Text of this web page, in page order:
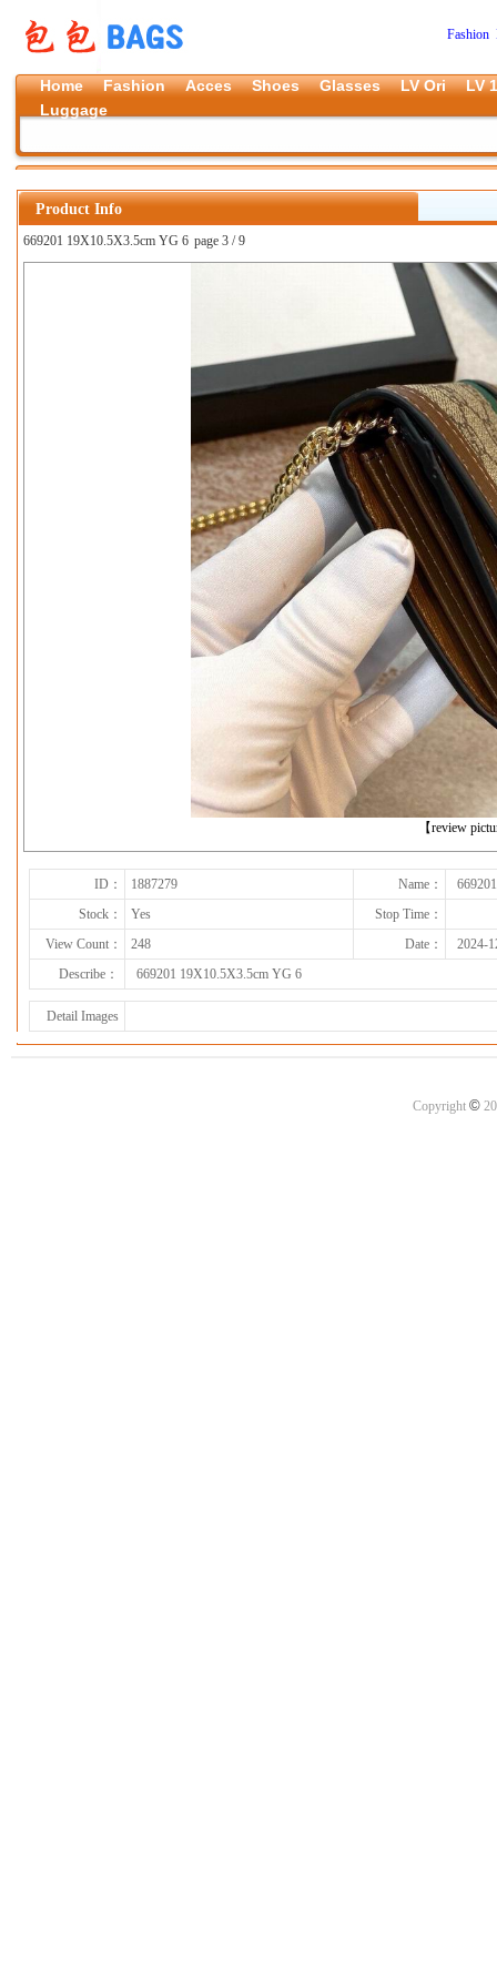
Fashion
Home Fashion Acces Shoes Glasses LV Ori
LV
Luggage
Product Info
669201 19X10.5X3.5cm YG 6 page 3 / 9
【review
上一张
下一张
ID： 1887279 Name：
Stock：
Yes
Stop Time：
View Count：
248 Date：
2024-
Describe：
669201 19X10.5X3.5cm YG 6
Detail Images
Copyright ©